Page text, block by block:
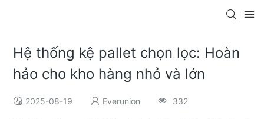
Hệ thống kệ pallet chọn lọc: Hoàn
hảo cho kho hàng nhỏ và lớn
2025-08-19 Everunion 332